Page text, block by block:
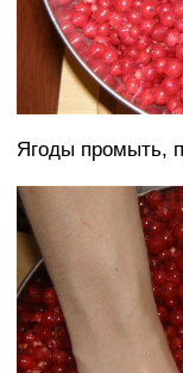
Ягоды промыть,